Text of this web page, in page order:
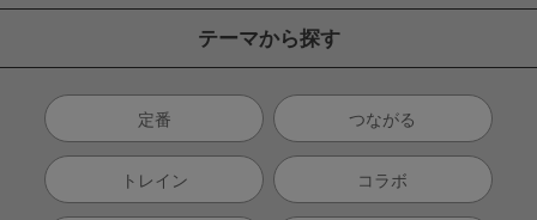
テーマから探す
定番 つながる
トレイン コラボ